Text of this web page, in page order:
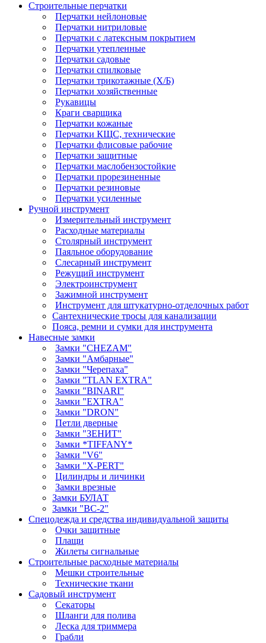
Строительные перчатки
Перчатки нейлоновые
Перчатки нитриловые
Перчатки с латексным покрытием
Перчатки утепленные
Перчатки садовые
Перчатки спилковые
Перчатки трикотажные (Х/Б)
Перчатки хозяйственные
Рукавицы
Краги сварщика
Перчатки кожаные
Перчатки КЩС, технические
Перчатки флисовые рабочие
Перчатки защитные
Перчатки маслобензостойкие
Перчатки прорезиненные
Перчатки резиновые
Перчатки усиленные
Ручной инструмент
Измерительный инструмент
Расходные материалы
Столярный инструмент
Паяльное оборудование
Слесарный инструмент
Режущий инструмент
Электроинструмент
Зажимной инструмент
Инструмент для штукатурно-отделочных работ
Сантехнические тросы для канализации
Пояса, ремни и сумки для инструмента
Навесные замки
Замки "CHEZAM"
Замки "Амбарные"
Замки "Черепаха"
Замки "TLAN EXTRA"
Замки "BINARI"
Замки "EXTRA"
Замки "DRON"
Петли дверные
Замки "ЗЕНИТ"
Замки *TIFFANY*
Замки "V6"
Замки "X-PERT"
Цилиндры и личинки
Замки врезные
Замки БУЛАТ
Замки "ВС-2"
Спецодежда и средства индивидуальной защиты
Очки защитные
Плащи
Жилеты сигнальные
Строительные расходные материалы
Мешки строительные
Технические ткани
Садовый инструмент
Секаторы
Шланги для полива
Леска для триммера
Грабли